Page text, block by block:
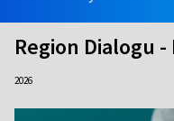
Region Dialogu
2026